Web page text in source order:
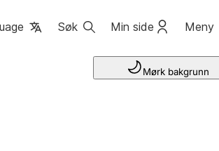
Søk Min side Meny
Mørk bakgrunn